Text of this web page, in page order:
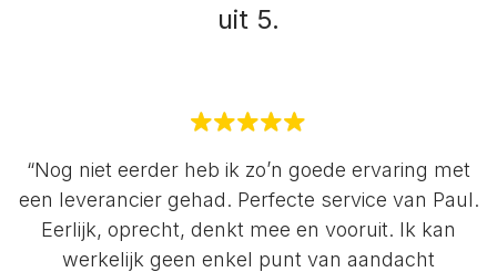
uit 5.
“Nog niet eerder heb ik zo’n goede ervaring met
een leverancier gehad. Perfecte service van Paul.
Eerlijk, oprecht, denkt mee en vooruit. Ik kan
werkelijk geen enkel punt van aandacht